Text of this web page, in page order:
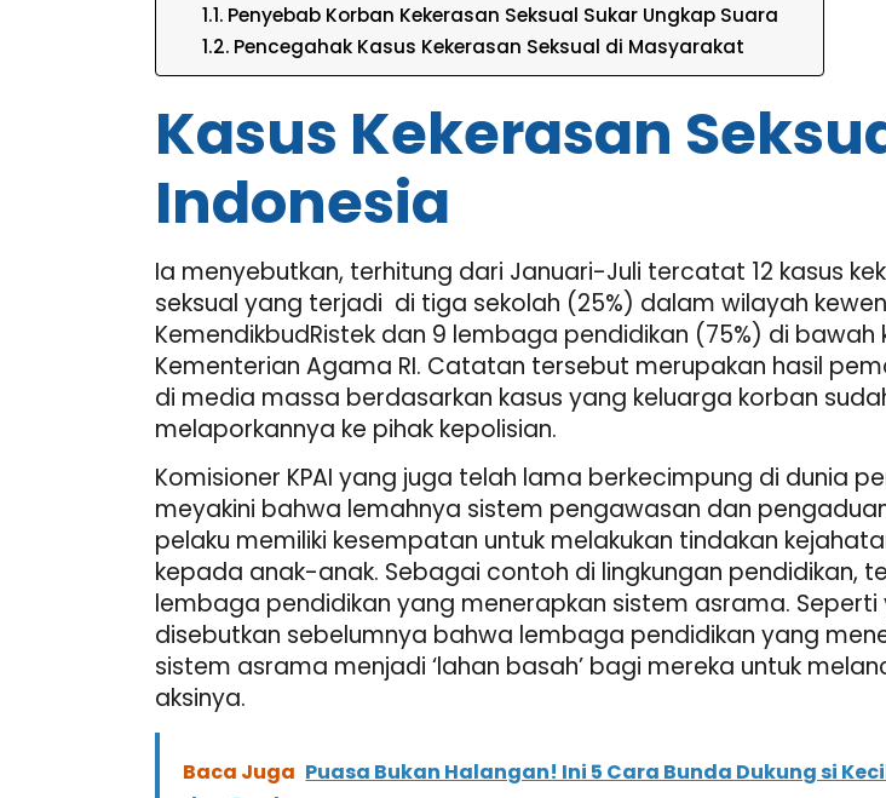
Penyebab Korban Kekerasan Seksual Sukar Ungkap Suara
Pencegahak Kasus Kekerasan Seksual di Masyarakat
Kasus Kekerasan
Indonesia
Ia menyebutkan, terhitung dari Januari-Juli tercatat 12 kasus
seksual yang terjadi di tiga sekolah (25%) dalam wilayah
KemendikbudRistek dan 9 lembaga pendidikan (75%) di bawah
Kementerian Agama RI. Catatan tersebut merupakan hasil
di media massa berdasarkan kasus yang keluarga korban
melaporkannya ke pihak kepolisian.
Komisioner KPAI yang juga telah lama berkecimpung di dunia
meyakini bahwa lemahnya sistem pengawasan dan
pelaku memiliki kesempatan untuk melakukan tindakan
kepada anak-anak. Sebagai contoh di lingkungan pendidikan,
lembaga pendidikan yang menerapkan sistem asrama. Seperti
disebutkan sebelumnya bahwa lembaga pendidikan yang
sistem asrama menjadi ‘lahan basah’ bagi mereka untuk
aksinya.
Baca Juga Puasa Bukan Halangan! Ini 5 Cara Bunda Dukung si